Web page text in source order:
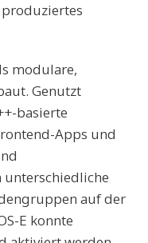
modulare,
Genutzt
basierte
Apps und
auf der
E konnte